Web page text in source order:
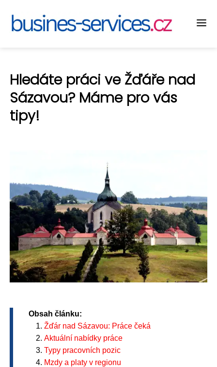
Hledáte práci ve Žďáře nad
Sázavou? Máme pro vás
tipy!
Obsah článku:
Žďár nad Sázavou: Práce čeká
Aktuální nabídky práce
Typy pracovních pozic
Mzdy a platy v regionu